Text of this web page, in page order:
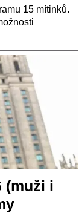
15 mítinků.
(muži i